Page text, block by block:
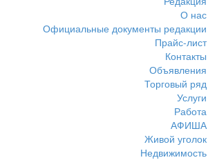
О нас
Официальные документы редакции
Прайс-лист
Контакты
Объявления
Торговый ряд
Услуги
Работа
АФИША
Живой уголок
Недвижимость